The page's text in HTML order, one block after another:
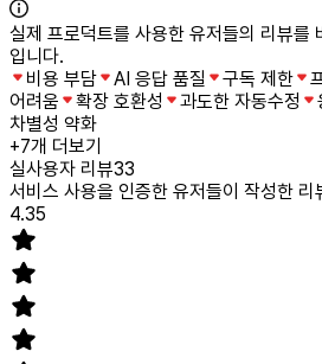
실제 프로덕트를 사용한 유저들의 리뷰를
입니다.
비용 부담
AI 응답 품질 구독 제한
어려움
확장 호환성 과도한 자동수정
차별성 약화
+7개 더보기
실사용자 리뷰33
서비스 사용을 인증한 유저들이 작성한 리
4.35